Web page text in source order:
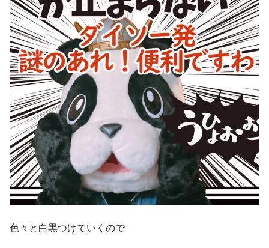
色々と白黒つけていくので